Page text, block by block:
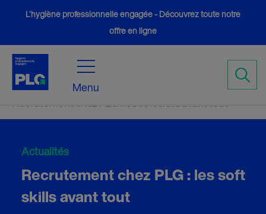
L’hygiène professionnelle engagée - Découvrez toute notre
offre en ligne
Menu
Accueil Actualités
Recrutement chez PLG : les soft skills avant tout
Actualités
Recrutement chez PLG : les soft
skills avant tout